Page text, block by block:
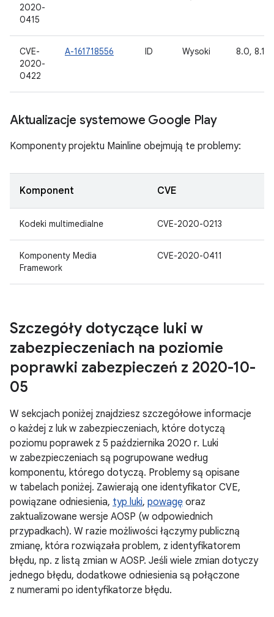
2020-
0415
CVE-
2020-
0422
A-161718556 ID Wysoki 8.0, 8.1,
Aktualizacje systemowe Google Play
Komponenty projektu Mainline obejmują te problemy:
Komponent CVE
Kodeki multimedialne CVE-2020-0213
Komponenty Media
Framework
CVE-2020-0411
Szczegóły dotyczące luki w
zabezpieczeniach na poziomie
poprawki zabezpieczeń z 2020-10-
05
W sekcjach poniżej znajdziesz szczegółowe informacje
o każdej z luk w zabezpieczeniach, które dotyczą
poziomu poprawek z 5 października 2020 r. Luki
w zabezpieczeniach są pogrupowane według
komponentu, którego dotyczą. Problemy są opisane
w tabelach poniżej. Zawierają one identyfikator CVE,
powiązane odniesienia, typ luki, powagę oraz
zaktualizowane wersje AOSP (w odpowiednich
przypadkach). W razie możliwości łączymy publiczną
zmianę, która rozwiązała problem, z identyfikatorem
błędu, np. z listą zmian w AOSP. Jeśli wiele zmian dotyczy
jednego błędu, dodatkowe odniesienia są połączone
z numerami po identyfikatorze błędu.